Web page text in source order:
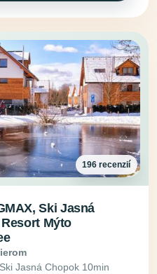
196 recenzií
Ski Jasná
Mýto
Jasná Chopok 10min